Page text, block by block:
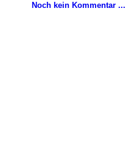
Noch kein Kommentar ...